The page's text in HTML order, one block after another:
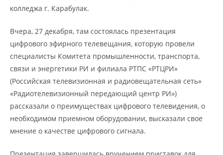
колледжа г. Карабулак.
Вчера, 27 декабря, там состоялась презентация
цифрового эфирного телевещания, которую провели
специалисты Комитета промышленности, транспорта,
связи и энергетики РИ и филиала РТПС «РТЦРИ»
(Российская телевизионная и радиовещательная сеть»
«Радиотелевизионный передающий центр РИ»)
рассказали о преимуществах цифрового телевидения, о
необходимом приемном оборудовании, высказали свое
мнение о качестве цифрового сигнала.